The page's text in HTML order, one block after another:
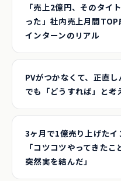
「売上2億円、そのタイ
った」社内売上月間TOP
インターンのリアル
PVがつかなくて、正直し
でも「どうすれば」と考
3ヶ月で1億売り上げたイ
「コツコツやってきたこ
突然実を結んだ」